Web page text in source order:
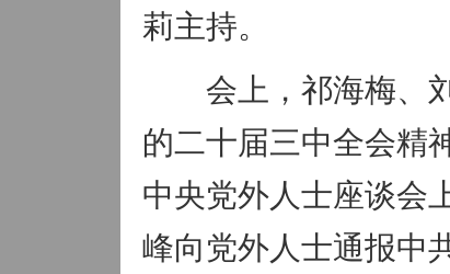
莉主持。
会上，祁海梅、
的二十届三中全会精
中央党外人士座谈会
峰向党外人士通报中